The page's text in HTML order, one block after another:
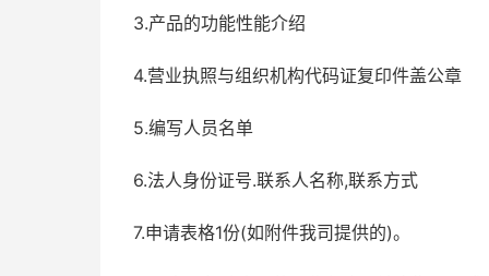
3.产品的功能性能介绍
4.营业执照与组织机构代码证复印件盖公章
5.编写人员名单
6.法人身份证号.联系人名称,联系方式
7.申请表格1份(如附件我司提供的)。